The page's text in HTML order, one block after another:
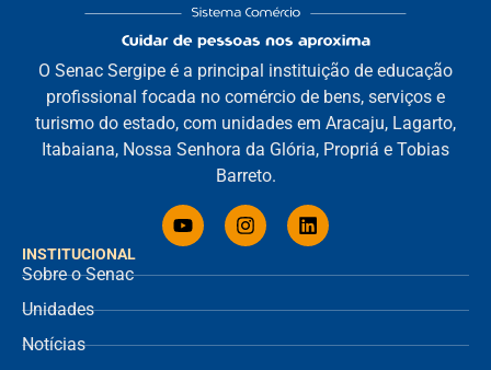
INSTITUCIONAL
Sobre o Senac
Unidades
Notícias
O Senac Sergipe é a principal instituição de educação
profissional focada no comércio de bens, serviços e
turismo do estado, com unidades em Aracaju, Lagarto,
Itabaiana, Nossa Senhora da Glória, Propriá e Tobias
Barreto.